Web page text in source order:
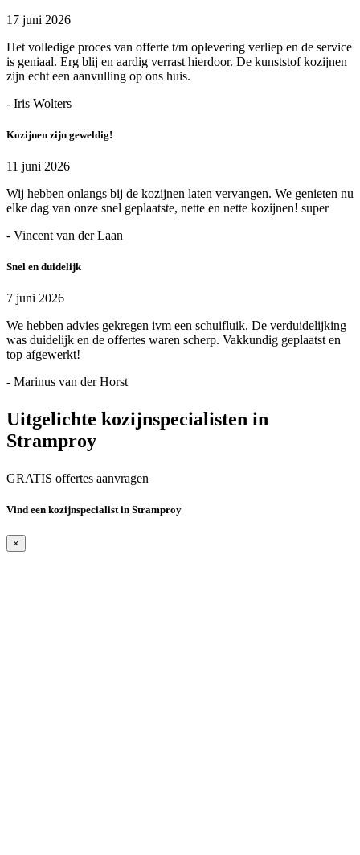
17 juni 2026
Het volledige proces van offerte t/m oplevering verliep en de service
is geniaal. Erg blij en aardig verrast hierdoor. De kunststof kozijnen
zijn echt een aanvulling op ons huis.
- Iris Wolters
Kozijnen zijn geweldig!
11 juni 2026
Wij hebben onlangs bij de kozijnen laten vervangen. We genieten nu
elke dag van onze snel geplaatste, nette en nette kozijnen! super
- Vincent van der Laan
Snel en duidelijk
7 juni 2026
We hebben advies gekregen ivm een schuifluik. De verduidelijking
was duidelijk en de offertes waren scherp. Vakkundig geplaatst en
top afgewerkt!
- Marinus van der Horst
Uitgelichte kozijnspecialisten in
Stramproy
GRATIS offertes aanvragen
Vind een kozijnspecialist in Stramproy
×